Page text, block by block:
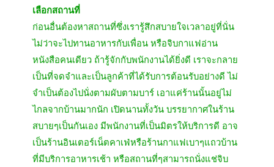
เลือกสถานที่
ก่อนอื่นต้องหาสถานที่ซึ่งเรารู้สึกสบายใจเวลาอยู่ที่นั่น
ไม่ว่าจะไปทานอาหารกับเพื่อน หรือจิบกาแฟอ่าน
หนังสือคนเดียว ถ้ารู้จักกับพนักงานได้ยิ่งดี เราจะกลาย
เป็นที่จดจำและเป็นลูกค้าที่ได้รับการต้อนรับอย่างดี ไม่
จำเป็นต้องไปนั่งตามผับตามบาร์ เอาแค่ร้านนั้นอยู่ไม่
ไกลจากบ้านมากนัก เปิดนานทั้งวัน บรรยากาศในร้าน
สบายๆเป็นกันเอง มีพนักงานที่เป็นมิตรให้บริการดี อาจ
เป็นร้านอินเตอร์เน็ตคาเฟ่หรือร้านกาแฟเบาๆแถวบ้าน
ที่มีบริการอาหารเช้า หรือสถานที่ๆสามารถนั่งแช่จิบ